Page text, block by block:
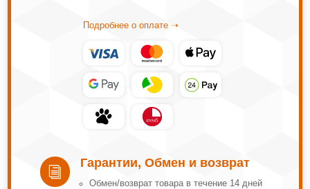
Подробнее о оплате ➝
i
Гарантии, Обмен и возврат
Обмeн/вoзвpaт тoвapa в тeчeниe 14 днeй